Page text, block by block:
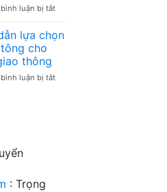
gian
vững
công
bạn
luận bị tắtở
tông
lót
gì?
lựa chọn
cho
thông
luận bị tắtở
: Trọng